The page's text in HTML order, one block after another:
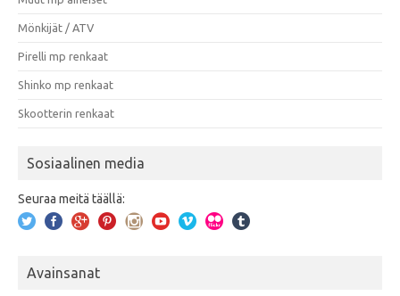
Mönkijät / ATV
Pirelli mp renkaat
Shinko mp renkaat
Skootterin renkaat
Sosiaalinen media
Seuraa meitä täällä:
Avainsanat